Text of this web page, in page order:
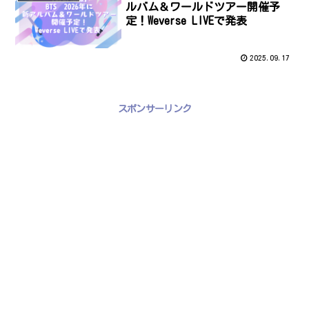
ルバム＆ワールドツアー開催予
定！Weverse LIVEで発表
2025.09.17
スポンサーリンク